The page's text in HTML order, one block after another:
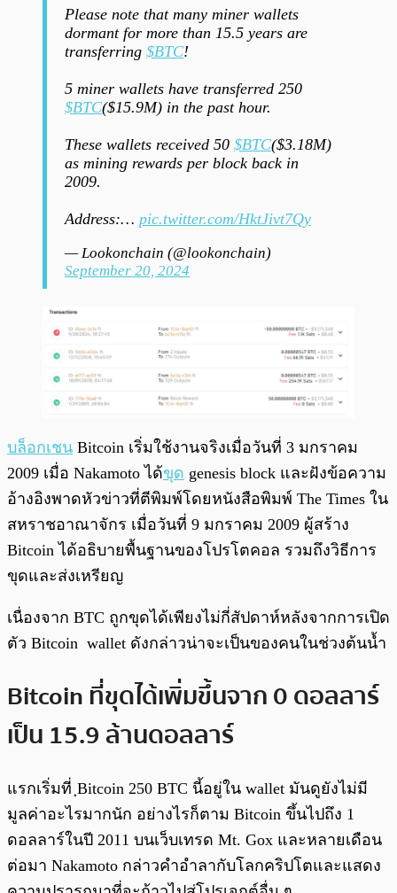
Please note that many miner wallets
dormant for more than 15.5 years are
transferring $BTC!
5 miner wallets have transferred 250
$BTC($15.9M) in the past hour.
These wallets received 50 $BTC($3.18M)
as mining rewards per block back in
2009.
Address:… pic.twitter.com/HktJivt7Qy
— Lookonchain (@lookonchain)
September 20, 2024
บล็อกเชน Bitcoin เริ่มใช้งานจริงเมื่อวันที่ 3 มกราคม
2009 เมื่อ Nakamoto ได้ขุด genesis block และฝังข้อความ
อ้างอิงพาดหัวข่าวที่ตีพิมพ์โดยหนังสือพิมพ์ The Times ใน
สหราชอาณาจักร เมื่อวันที่ 9 มกราคม 2009 ผู้สร้าง
Bitcoin ได้อธิบายพื้นฐานของโปรโตคอล รวมถึงวิธีการ
ขุดและส่งเหรียญ
เนื่องจาก BTC ถูกขุดได้เพียงไม่กี่สัปดาห์หลังจากการเปิด
ตัว Bitcoin wallet ดังกล่าวน่าจะเป็นของคนในช่วงต้นน้ำ
Bitcoin ที่ขุดได้เพิ่มขึ้นจาก 0 ดอลลาร์
เป็น 15.9 ล้านดอลลาร์
แรกเริ่มที่ ฺBitcoin 250 BTC นี้อยู่ใน wallet มันดูยังไม่มี
มูลค่าอะไรมากนัก อย่างไรก็ตาม Bitcoin ขึ้นไปถึง 1
ดอลลาร์ในปี 2011 บนเว็บเทรด Mt. Gox และหลายเดือน
ต่อมา Nakamoto กล่าวคำอำลากับโลกคริปโตและแสดง